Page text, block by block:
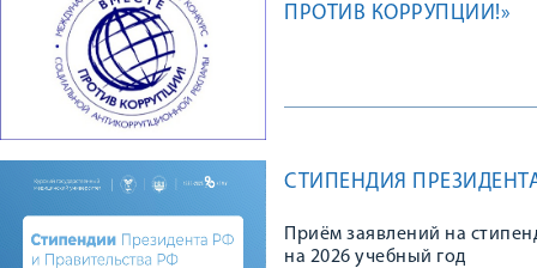
ПРОТИВ КОРРУПЦИИ!»
СТИПЕНДИЯ
Приём заявлений на
на 2026 учебный год